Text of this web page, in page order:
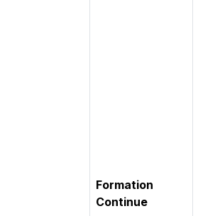
Formation
Continue